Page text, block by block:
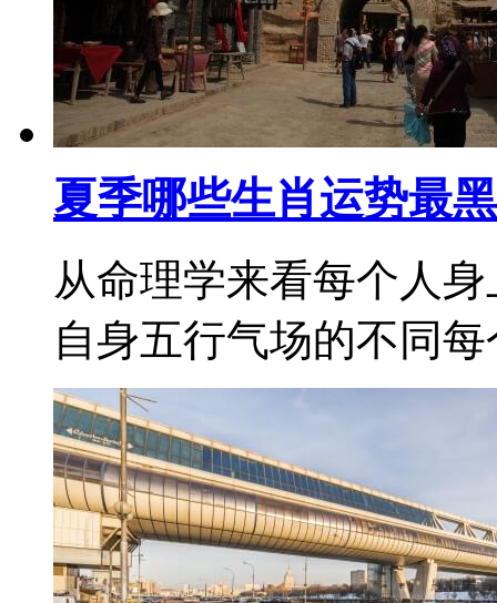
夏季哪些生肖运势最黑
从命理学来看每个人
自身五行气场的不同